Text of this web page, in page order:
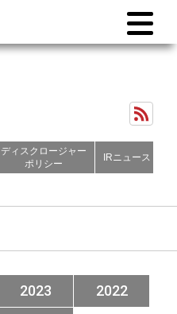
ディスクロージャー
ポリシー
IRニュース
2023
2022